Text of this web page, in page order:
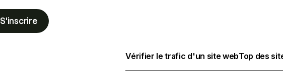
S'inscrire
Vérifier le trafic d'un site webTop des